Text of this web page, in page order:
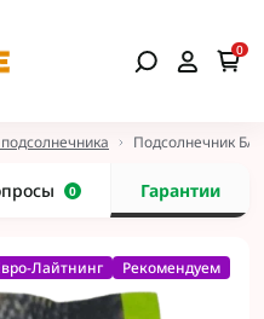
0
Подсолнечник
0 Гарантии
Лайтнинг Рекомендуем